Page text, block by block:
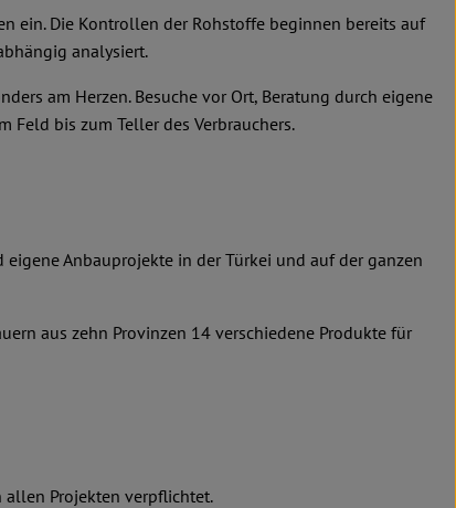
ein. Die Kontrollen der Rohstoffe beginnen bereits auf
analysiert.
am Herzen. Besuche vor Ort, Beratung durch eigene
Feld bis zum Teller des Verbrauchers.
Anbauprojekte in der Türkei und auf der ganzen
aus zehn Provinzen 14 verschiedene Produkte für
allen Projekten verpflichtet.